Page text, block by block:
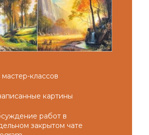
классов
картины
работ в
закрытом чате